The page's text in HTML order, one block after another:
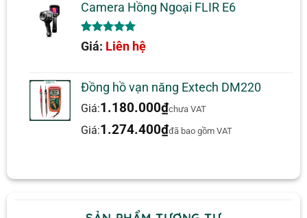
Camera Hồng Ngoại FLIR E6
5.00trên 5
dựa trên
1
Giá: Liên hệ
Đồng hồ vạn năng Extech DM220
Giá:1.180.000₫chưa VAT
Giá:1.274.400₫đã bao gồm VAT